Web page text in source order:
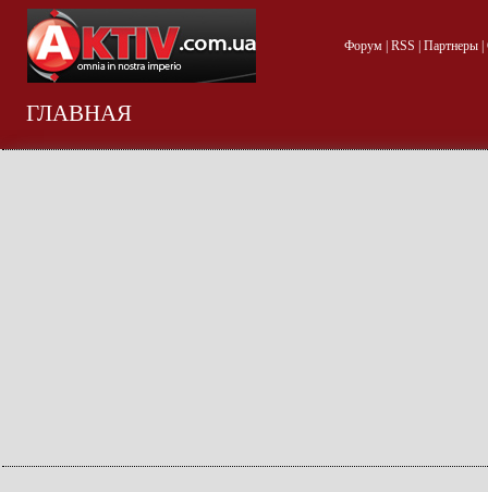
Форум| RSS Партнеры|
ГЛАВНАЯ